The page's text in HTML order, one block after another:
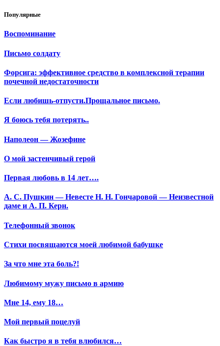
Популярные
Воспоминание
Письмо солдату
Форсига: эффективное средство в комплексной терапии
почечной недостаточности
Если любишь-отпусти.Прощальное письмо.
Я боюсь тебя потерять..
Наполеон — Жозефине
О мой застенчивый герой
Первая любовь в 14 лет….
А. С. Пушкин — Невесте Н. Н. Гончаровой — Неизвестной
даме и А. П. Керн.
Телефонный звонок
Стихи посвящаются моей любимой бабушке
За что мне эта боль?!
Любимому мужу письмо в армию
Мне 14, ему 18…
Мой первый поцелуй
Как быстро я в тебя влюбился…